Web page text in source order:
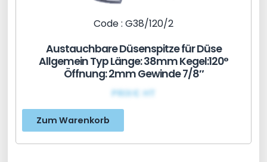
Code : G38/120/2
Austauchbare Düsenspitze für Düse
Allgemein Typ Länge: 38mm Kegel:120°
Öffnung: 2mm Gewinde 7/8″
PRIX€ HT
Zum Warenkorb